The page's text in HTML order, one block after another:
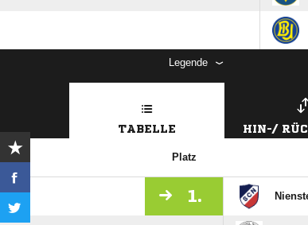
Legende
TABELLE HIN-/
Platz
1.